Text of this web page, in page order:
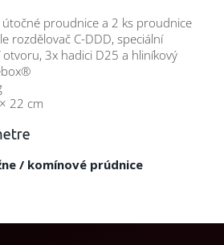
proudnice a 2 ks proudnice
rozdělovač C-DDD, speciální
3x hadici D25 a hliníkový
22 cm
/ komínové prúdnice